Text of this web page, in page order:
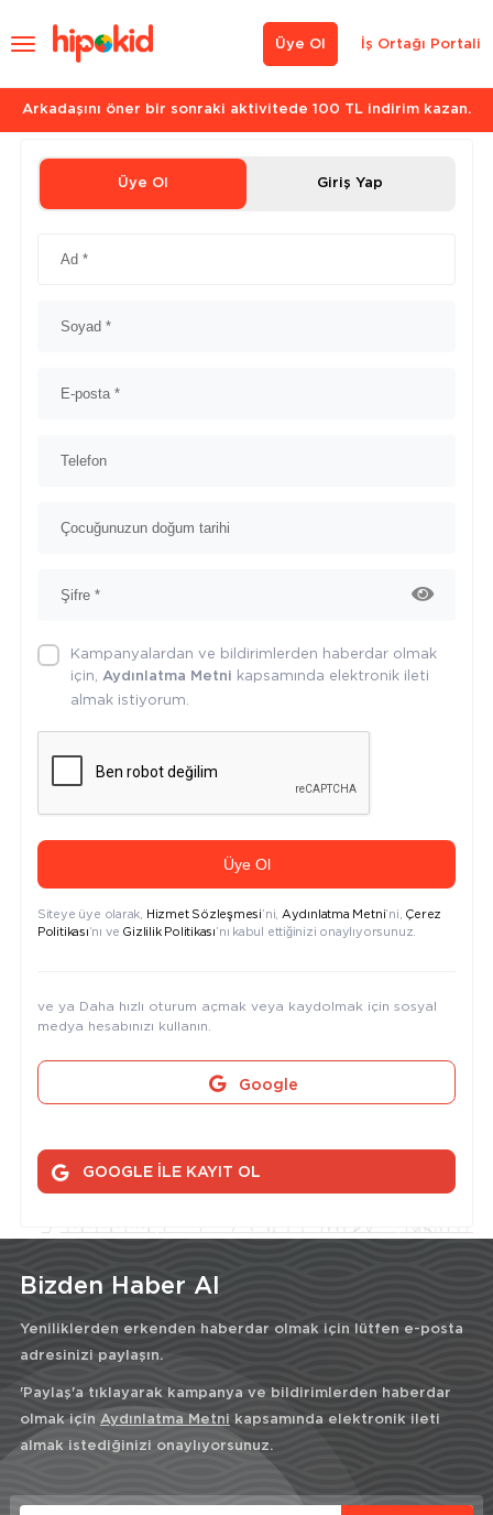
İş Ortağı Portali
Üye Ol
Arkadaşını öner bir sonraki aktivitede 100 TL indirim kazan.
Üye Ol Giriş Yap
Kampanyalardan ve bildirimlerden haberdar olmak
için, Aydınlatma Metni kapsamında elektronik ileti
almak istiyorum.
Üye Ol
Siteye üye olarak, Hizmet Sözleşmesi’ni, Aydınlatma Metni’ni, Çerez
Politikası’nı ve Gizlilik Politikası’nı kabul ettiğinizi onaylıyorsunuz.
ve ya Daha hızlı oturum açmak veya kaydolmak için sosyal
medya hesabınızı kullanın.
Google
GOOGLE İLE KAYIT OL
Bizden Haber Al
Yeniliklerden erkenden haberdar olmak için lütfen e-posta
adresinizi paylaşın.
'Paylaş'a tıklayarak kampanya ve bildirimlerden haberdar
olmak için Aydınlatma Metni kapsamında elektronik ileti
almak istediğinizi onaylıyorsunuz.